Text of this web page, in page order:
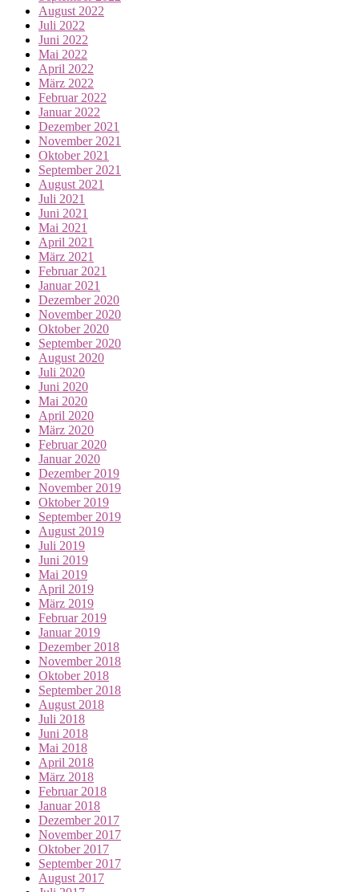
August 2022
Juli 2022
Juni 2022
Mai 2022
April 2022
März 2022
Februar 2022
Januar 2022
Dezember 2021
November 2021
Oktober 2021
September 2021
August 2021
Juli 2021
Juni 2021
Mai 2021
April 2021
März 2021
Februar 2021
Januar 2021
Dezember 2020
November 2020
Oktober 2020
September 2020
August 2020
Juli 2020
Juni 2020
Mai 2020
April 2020
März 2020
Februar 2020
Januar 2020
Dezember 2019
November 2019
Oktober 2019
September 2019
August 2019
Juli 2019
Juni 2019
Mai 2019
April 2019
März 2019
Februar 2019
Januar 2019
Dezember 2018
November 2018
Oktober 2018
September 2018
August 2018
Juli 2018
Juni 2018
Mai 2018
April 2018
März 2018
Februar 2018
Januar 2018
Dezember 2017
November 2017
Oktober 2017
September 2017
August 2017